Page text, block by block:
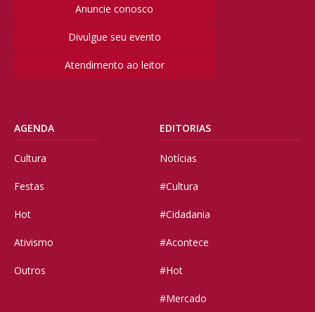
Anuncie conosco
Divulgue seu evento
Atendimento ao leitor
AGENDA
Cultura
Festas
Hot
Ativismo
Outros
EDITORIAS
Notícias
#Cultura
#Cidadania
#Acontece
#Hot
#Mercado